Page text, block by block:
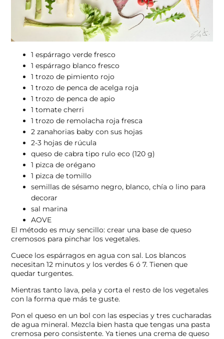
1 espárrago verde fresco
1 espárrago blanco fresco
1 trozo de pimiento rojo
1 trozo de penca de acelga roja
1 trozo de penca de apio
1 tomate cherri
1 trozo de remolacha roja fresca
2 zanahorias baby con sus hojas
2-3 hojas de rúcula
queso de cabra tipo rulo eco (120 g)
1 pizca de orégano
1 pizca de tomillo
semillas de sésamo negro, blanco, chía o lino para
decorar
sal marina
AOVE
El método es muy sencillo: crear una base de queso
cremosos para pinchar los vegetales.
Cuece los espárragos en agua con sal. Los blancos
necesitan 12 minutos y los verdes 6 ó 7. Tienen que
quedar turgentes.
Mientras tanto lava, pela y corta el resto de los vegetales
con la forma que más te guste.
Pon el queso en un bol con las especias y tres cucharadas
de agua mineral. Mezcla bien hasta que tengas una pasta
cremosa pero consistente. Ya tienes una crema de queso